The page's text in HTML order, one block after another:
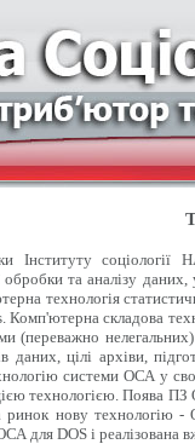
Інституту соціології
обробки та аналізу
технологія
Комп'ютерна складова
(переважно
даних, цілі архіви,
системи ОСА у
технологією. Поява ПЗ
ринок нову технологію
для DOS і реалізована